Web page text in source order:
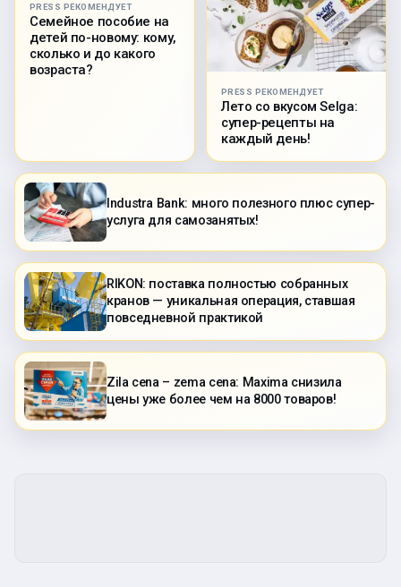
PRESS РЕКОМЕНДУЕТ
Семейное пособие на
детей по-новому: кому,
сколько и до какого
возраста?
PRESS РЕКОМЕНДУЕТ
Лето со вкусом Selga:
супер-рецепты на
каждый день!
Industra Bank: много полезного плюс супер-
услуга для самозанятых!
RIKON: поставка полностью собранных
кранов — уникальная операция, ставшая
повседневной практикой
Zila cena – zema cena: Maxima снизила
цены уже более чем на 8000 товаров!